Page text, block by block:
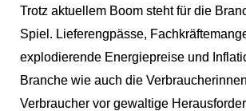
Trotz aktuellem Boom steht für die
Spiel. Lieferengpässe,
explodierende Energiepreise und
Branche wie auch die
Verbraucher vor gewaltige